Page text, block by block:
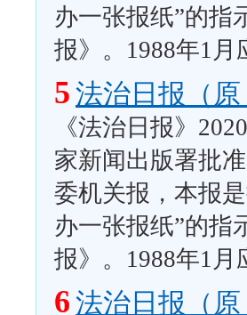
办一张报纸”的指
报》。1988年1
5 法治日报（
《法治日报》
家新闻出版署批
委机关报，本报
办一张报纸”的指
报》。1988年1
6 法治日报（